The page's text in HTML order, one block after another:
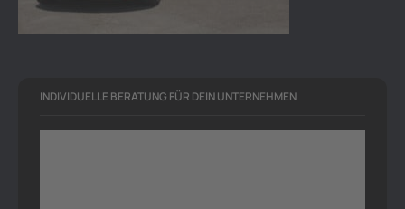
INDIVIDUELLE BERATUNG FÜR DEIN UNTERNEHMEN